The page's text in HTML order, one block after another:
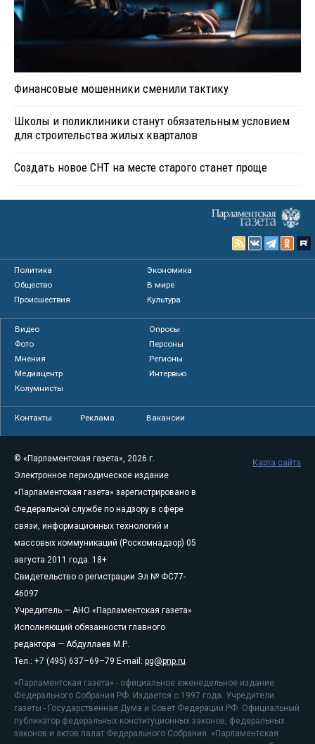
Финансовые мошенники сменили тактику
Школы и поликлиники станут обязательным условием
для строительства жилых кварталов
Создать новое СНТ на месте старого станет проще
Политика
Экономика
Общество
В мире
Происшествия
Культура
Видео
Опросы
Фото
Персоны
Мнения
Регионы
Медиацентр
Интервью
Колумнисты
Контакты Реклама Вакансии
© «Парламентская газета», 2026 г.
Электронное периодическое издание
«Парламентская газета» зарегистрировано в
Федеральной службе по надзору в сфере
связи, информационных технологий и
массовых коммуникаций (Роскомнадзор) 05
августа 2011 года. 18+
Свидетельство о регистрации Эл № ФС77-
46097
Учредитель — АНО «Парламентская газета»
Исполняющий обязанности главного
редактора — Абдуллаев М.Р.
Тел.: +7 (495) 637–69–79 E-mail: pg@pnp.ru
«Парламентская газета» - официальное еженедельное издание
Федерального Собрания РФ. Издается с 1997 года. Учредители
газеты - Государственная Дума и Совет Федерации РФ. Официальный
публикатор федеральных конституционных законов, федеральных
законов и актов палат Федерального Собрания. «Парламентская
Карта сайта